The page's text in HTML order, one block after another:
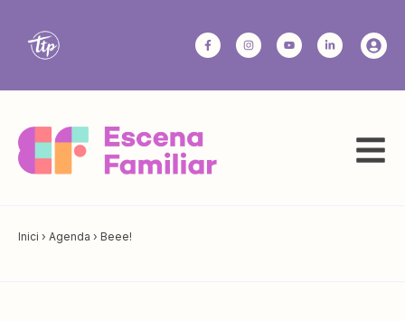
Inici › Agenda › Beee!